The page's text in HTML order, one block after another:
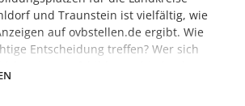
und Traunstein ist vielfältig, wie
auf ovbstellen.de ergibt. Wie
Entscheidung treffen? Wer sich
aber, wenn die Orientierung